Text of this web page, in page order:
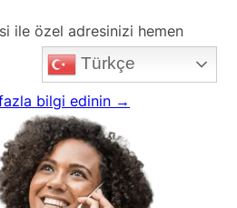
ile özel adresinizi hemen
bilgi edinin →
Türkçe